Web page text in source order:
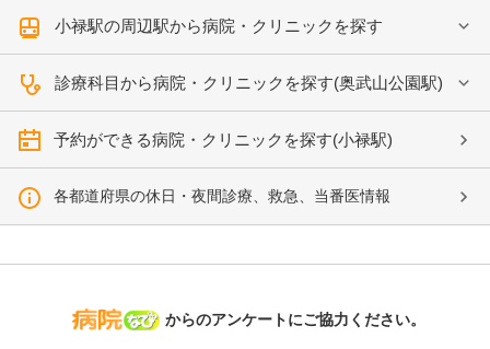
小禄駅の周辺駅から病院・クリニックを探す
診療科目から病院・クリニックを探す(奥武山公園駅)
予約ができる病院・クリニックを探す(小禄駅)
各都道府県の休日・夜間診療、救急、当番医情報
病院なび
からのアンケートにご協力ください。